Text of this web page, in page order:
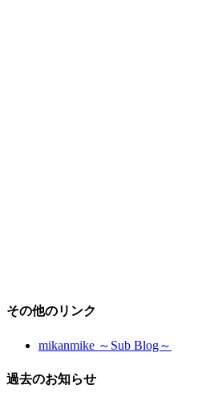
その他のリンク
mikanmike ～Sub Blog～
過去のお知らせ